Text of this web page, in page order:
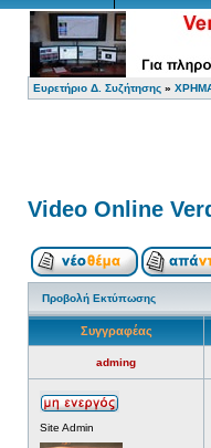
Ευρετήριο Δ. Συζήτησης »
Video Online
Προβολή Εκτύπωσης
Συγγραφέας
adming
Site Admin